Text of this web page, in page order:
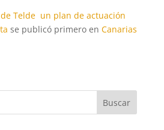
de Telde un plan de actuación
se publicó primero en Canarias